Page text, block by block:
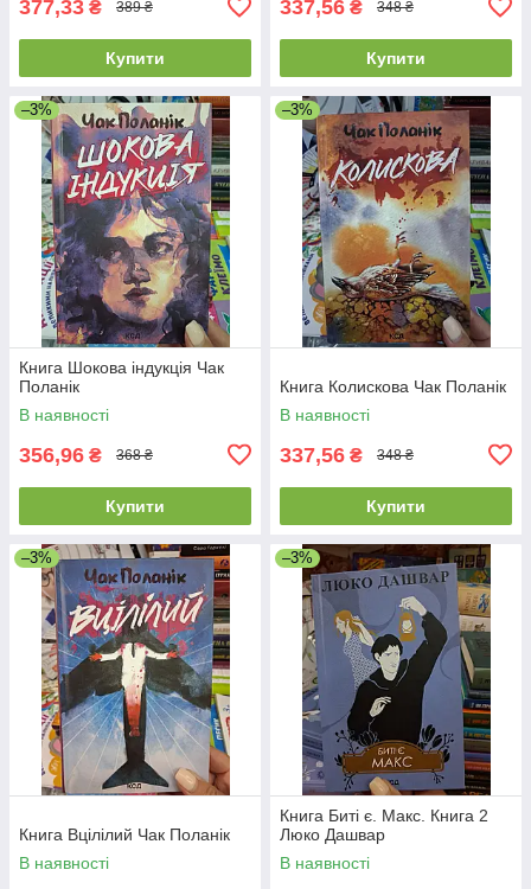
377,33 ₴ 389 ₴
Купити
337,56 ₴ 348 ₴
Купити
–3%
Книга Шокова індукція Чак
Поланік
В наявності
356,96 ₴ 368 ₴
Купити
–3%
Книга Колискова Чак Поланік
В наявності
337,56 ₴ 348 ₴
Купити
–3%
Книга Вцілілий Чак Поланік
В наявності
–3%
Книга Биті є. Макс. Книга 2
Люко Дашвар
В наявності